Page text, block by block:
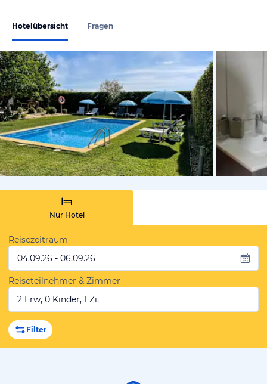
Hotelübersicht Fragen
von
Nur Hotel
Reisezeitraum
04.09.26 - 06.09.26
Reiseteilnehmer & Zimmer
2 Erw, 0 Kinder, 1 Zi.
Filter